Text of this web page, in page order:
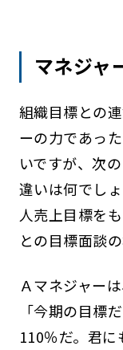
マネジャ
組織目標との
ーの力であっ
いですが、次
違いは何でし
人売上目標を
との目標面談の
Ａマネジャーは
「今期の目標
110％だ。君